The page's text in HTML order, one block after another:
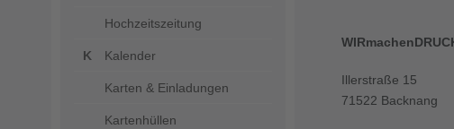
Hochzeitszeitung
Kalender
Karten & Einladungen
Kartenhüllen
Illerstraße 15
71522 Backnang